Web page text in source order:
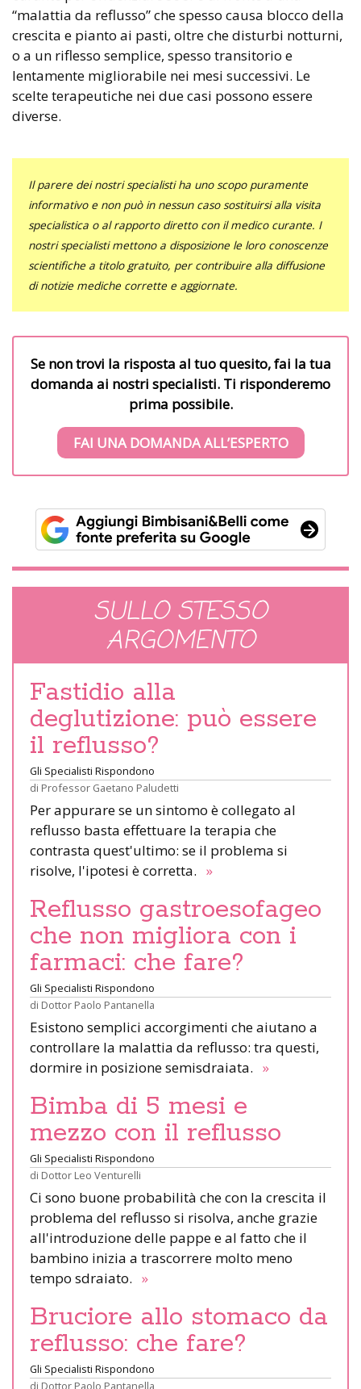
“malattia da reflusso” che spesso causa blocco della
crescita e pianto ai pasti, oltre che disturbi notturni,
o a un riflesso semplice, spesso transitorio e
lentamente migliorabile nei mesi successivi. Le
scelte terapeutiche nei due casi possono essere
diverse.
Il parere dei nostri specialisti ha uno scopo puramente
informativo e non può in nessun caso sostituirsi alla visita
specialistica o al rapporto diretto con il medico curante. I
nostri specialisti mettono a disposizione le loro conoscenze
scientifiche a titolo gratuito, per contribuire alla diffusione
di notizie mediche corrette e aggiornate.
Se non trovi la risposta al tuo quesito, fai la tua
domanda ai nostri specialisti. Ti risponderemo
prima possibile.
FAI UNA DOMANDA ALL’ESPERTO
SULLO STESSO
ARGOMENTO
Fastidio alla
deglutizione: può essere
il reflusso?
Gli Specialisti Rispondono
di Professor Gaetano Paludetti
Per appurare se un sintomo è collegato al
reflusso basta effettuare la terapia che
contrasta quest'ultimo: se il problema si
risolve, l'ipotesi è corretta. »
Reflusso gastroesofageo
che non migliora con i
farmaci: che fare?
Gli Specialisti Rispondono
di Dottor Paolo Pantanella
Esistono semplici accorgimenti che aiutano a
controllare la malattia da reflusso: tra questi,
dormire in posizione semisdraiata. »
Bimba di 5 mesi e
mezzo con il reflusso
Gli Specialisti Rispondono
di Dottor Leo Venturelli
Ci sono buone probabilità che con la crescita il
problema del reflusso si risolva, anche grazie
all'introduzione delle pappe e al fatto che il
bambino inizia a trascorrere molto meno
tempo sdraiato. »
Bruciore allo stomaco da
reflusso: che fare?
Gli Specialisti Rispondono
di Dottor Paolo Pantanella